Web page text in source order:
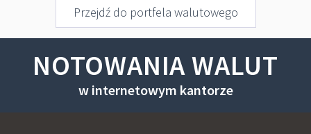
Przejdź do portfela walutowego
NOTOWANIA WALUT
w internetowym kantorze